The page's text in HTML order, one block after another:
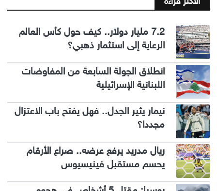
7.2 مليار دولار.. كيف حول كأس العالم
الرعاية إلى استثمار ذهبي؟
انطلاق الجولة السابعة من المفاوضات
اللبنانية الإسرائيلية
نيمار يثير الجدل.. فهل يفتح باب الاعتزال
مجددا؟
ريال مدريد يرفع عرضه.. صراع الأرقام
يحسم مستقبل فينيسيوس